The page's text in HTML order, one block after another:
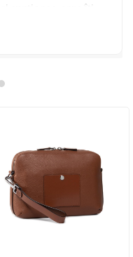
spațioase, care îți
purtată zilnic, Hugo -
a unui cadou de
cu acest accesoriu
zâmbetul pe buze ori
ți prietena, iubita sau
vorbi cu entuziasm